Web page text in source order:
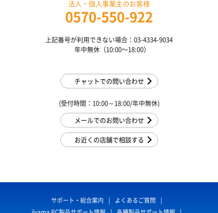
法人・個人事業主のお客様
0570-550-922
上記番号が利用できない場合：03-4334-9034
年中無休（10:00〜18:00）
チャットでの問い合わせ
(受付時間：10:00～18:00/年中無休)
メールでのお問い合わせ
お近くの店舗で相談する
サポート・総合案内
よくあるご質問